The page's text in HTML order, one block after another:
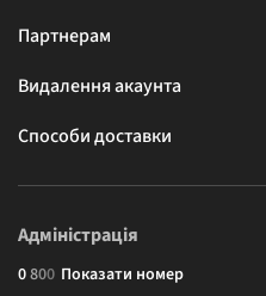
Партнерам
Видалення акаунта
Способи доставки
Адміністрація
0800 Показати номер